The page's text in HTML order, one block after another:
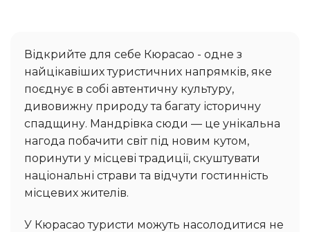
Відкрийте для себе Кюрасао - одне з
найцікавіших туристичних напрямків, яке
поєднує в собі автентичну культуру,
дивовижну природу та багату історичну
спадщину. Мандрівка сюди — це унікальна
нагода побачити світ під новим кутом,
поринути у місцеві традиції, скуштувати
національні страви та відчути гостинність
місцевих жителів.
У Кюрасао туристи можуть насолодитися не